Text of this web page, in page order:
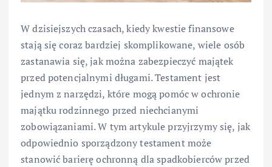
W dzisiejszych czasach, kiedy kwestie finansowe
stają się coraz bardziej skomplikowane, wiele osób
zastanawia się, jak można zabezpieczyć majątek
przed potencjalnymi długami. Testament jest
jednym z narzędzi, które mogą pomóc w ochronie
majątku rodzinnego przed niechcianymi
zobowiązaniami. W tym artykule przyjrzymy się, jak
odpowiednio sporządzony testament może
stanowić barierę ochronną dla spadkobierców przed